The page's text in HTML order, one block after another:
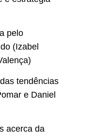
pelo
(Izabel
tendências
e Daniel
acerca da